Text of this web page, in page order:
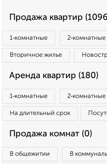
Продажа квартир
1‑комнатные 2‑комнатные
Вторичное жилье
Аренда квартир (180)
1‑комнатные 2‑комнатные
На длительный срок
Продажа комнат (0)
В общежитии В